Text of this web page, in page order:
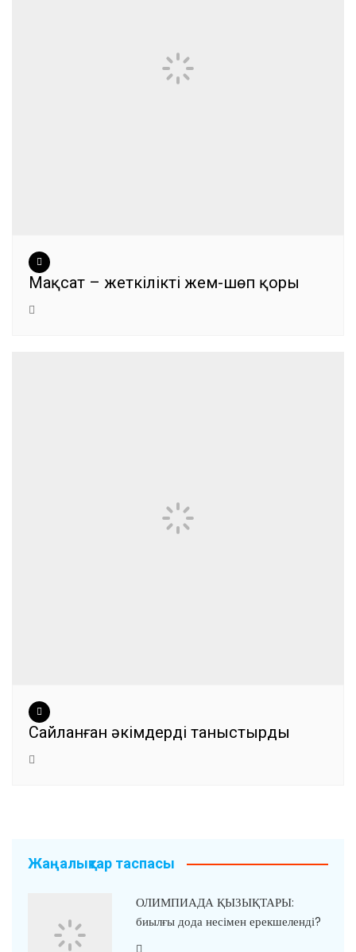
Мақсат – жеткілікті жем-шөп қоры
Сайланған әкімдерді таныстырды
Жаңалықтар таспасы
ОЛИМПИАДА ҚЫЗЫҚТАРЫ:
биылғы дода несімен ерекшеленді?